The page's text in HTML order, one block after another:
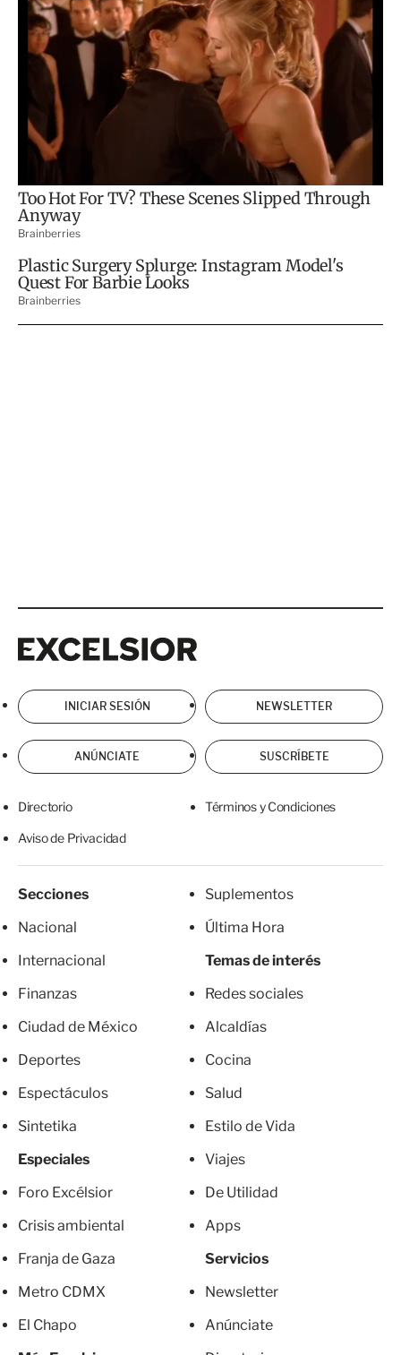
INICIAR SESIÓN NEWSLETTER
ANÚNCIATE SUSCRÍBETE
Directorio Términos y Condiciones
Aviso de Privacidad
Secciones
Nacional
Internacional
Finanzas
Ciudad de México
Deportes
Espectáculos
Sintetika
Especiales
Foro Excélsior
Crisis ambiental
Franja de Gaza
Metro CDMX
El Chapo
Suplementos
Última Hora
Temas de interés
Redes sociales
Alcaldías
Cocina
Salud
Estilo de Vida
Viajes
De Utilidad
Apps
Servicios
Newsletter
Anúnciate